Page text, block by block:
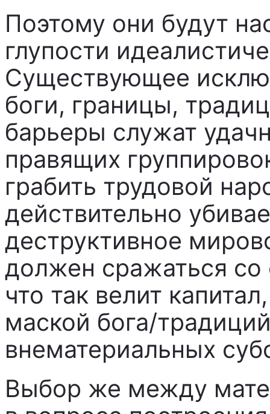
Поэтому они будут
глупости
Существующее
боги, границы,
барьеры служат
правящих
грабить трудовой
действительно
деструктивное
должен сражаться
что так велит
маской бога/
внематериальных
Выбор же между